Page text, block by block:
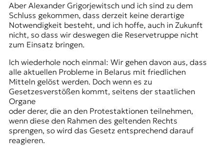
Aber Alexander Grigorjewitsch und ich sind zu dem
Schluss gekommen, dass derzeit keine derartige
Notwendigkeit besteht, und ich hoffe, auch in Zukunft
nicht, so dass wir deswegen die Reservetruppe nicht
zum Einsatz bringen.
Ich wiederhole noch einmal: Wir gehen davon aus, dass
alle aktuellen Probleme in Belarus mit friedlichen
Mitteln gelöst werden. Doch wenn es zu
Gesetzesverstößen kommt, seitens der staatlichen
Organe
oder derer, die an den Protestaktionen teilnehmen,
wenn diese den Rahmen des geltenden Rechts
sprengen, so wird das Gesetz entsprechend darauf
reagieren.